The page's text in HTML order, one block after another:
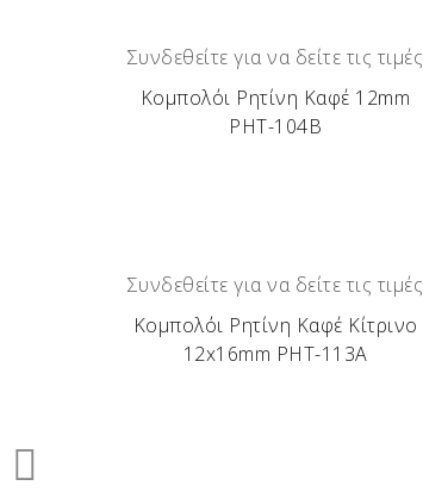
Συνδεθείτε για να δείτε τις τιμές
Κομπολόι Ρητίνη Καφέ 12mm
ΡΗΤ-104Β
Συνδεθείτε για να δείτε τις τιμές
Κομπολόι Ρητίνη Καφέ Κίτρινο
12x16mm ΡΗΤ-113Α